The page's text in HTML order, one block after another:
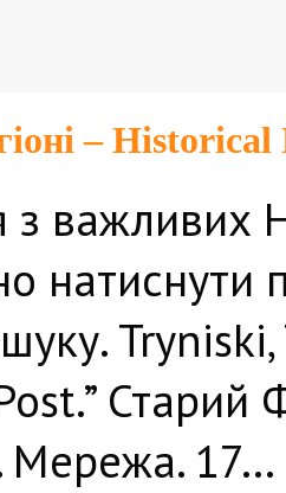
– Historical
з важливих
натиснути
Старий
Мережа. 17…